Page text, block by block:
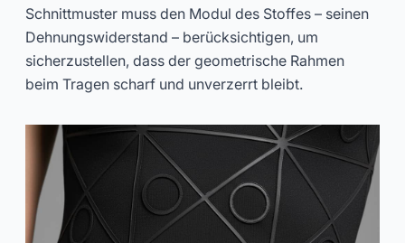
Schnittmuster muss den Modul des Stoffes – seinen
Dehnungswiderstand – berücksichtigen, um
sicherzustellen, dass der geometrische Rahmen
beim Tragen scharf und unverzerrt bleibt.